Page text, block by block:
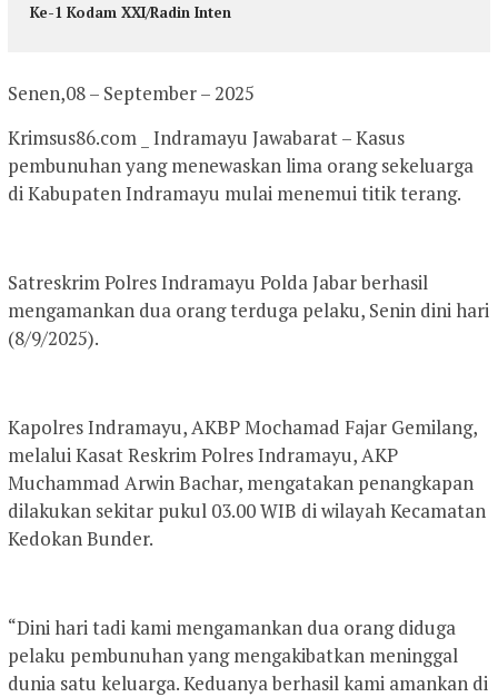
Ke-1 Kodam XXI/Radin Inten
Senen,08 – September – 2025
Krimsus86.com _ Indramayu Jawabarat – Kasus
pembunuhan yang menewaskan lima orang sekeluarga
di Kabupaten Indramayu mulai menemui titik terang.
Satreskrim Polres Indramayu Polda Jabar berhasil
mengamankan dua orang terduga pelaku, Senin dini hari
(8/9/2025).
Kapolres Indramayu, AKBP Mochamad Fajar Gemilang,
melalui Kasat Reskrim Polres Indramayu, AKP
Muchammad Arwin Bachar, mengatakan penangkapan
dilakukan sekitar pukul 03.00 WIB di wilayah Kecamatan
Kedokan Bunder.
“Dini hari tadi kami mengamankan dua orang diduga
pelaku pembunuhan yang mengakibatkan meninggal
dunia satu keluarga. Keduanya berhasil kami amankan di